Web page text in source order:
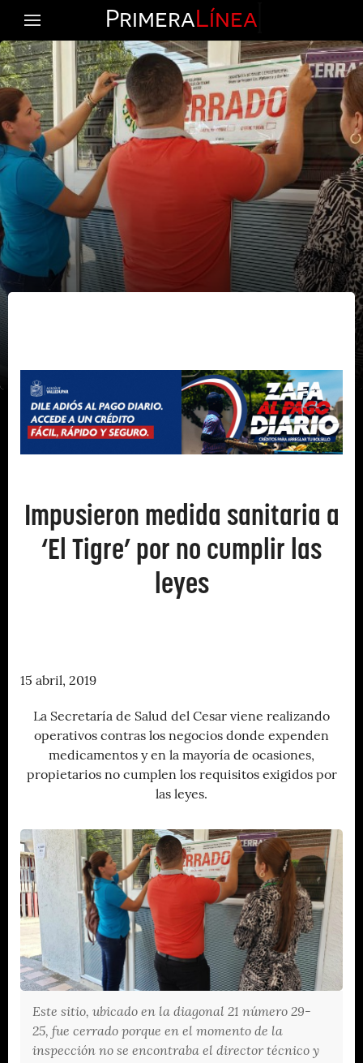
PrimeraLínea
Impusieron medida sanitaria a
‘El Tigre’ por no cumplir las
leyes
15 abril, 2019
La Secretaría de Salud del Cesar viene realizando
operativos contras los negocios donde expenden
medicamentos y en la mayoría de ocasiones,
propietarios no cumplen los requisitos exigidos por
las leyes.
Este sitio, ubicado en la diagonal 21 número 29-
25, fue cerrado porque en el momento de la
inspección no se encontraba el director técnico y